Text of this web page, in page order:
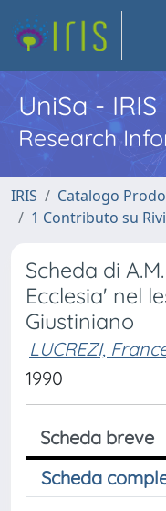
UniSa - IRIS
Research
IRIS
Catalogo
1 Contributo su
Scheda di
Ecclesia' nel
Giustiniano
LUCREZI,
1990
Scheda breve
Scheda